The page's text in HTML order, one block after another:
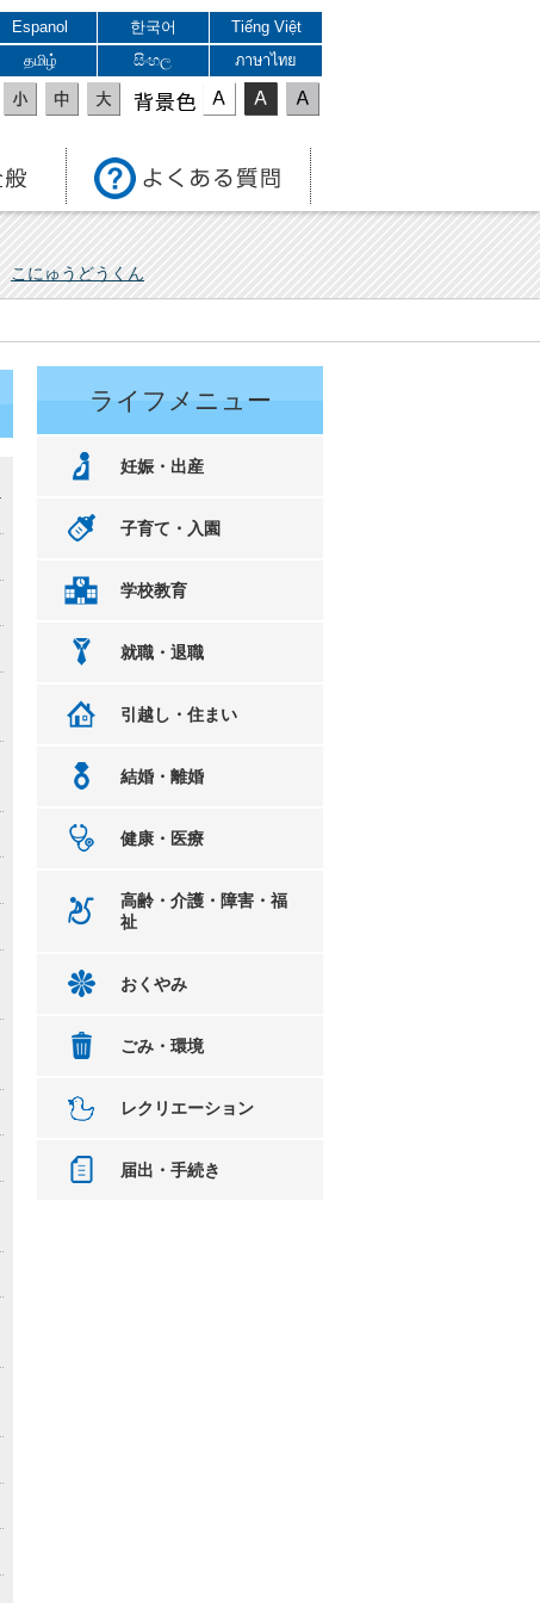
Espanol 한국어
Tiếng Việt
தமிழ் සිංහල ภาษาไทย
表示色
こにゅうどうくん
ライフメニュー
妊娠・出産
子育て・入園
学校教育
就職・退職
引越し・住まい
結婚・離婚
健康・医療
高齢・介護・障害・福
祉
おくやみ
ごみ・環境
レクリエーション
届出・手続き